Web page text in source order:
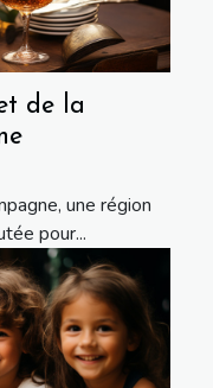
de la
une région
pour...